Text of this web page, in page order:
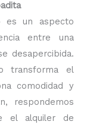
es un aspecto
entre una
desapercibida.
transforma el
comodidad y
respondemos
el alquiler de